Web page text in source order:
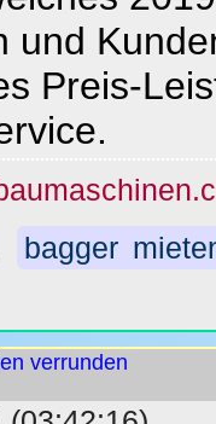
und
Preis-
bagger
verrunden